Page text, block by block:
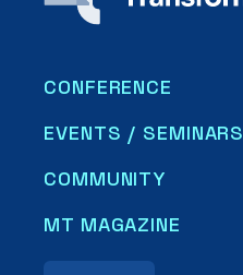
CONFERENCE
EVENTS / SEMINARS
COMMUNITY
MT MAGAZINE